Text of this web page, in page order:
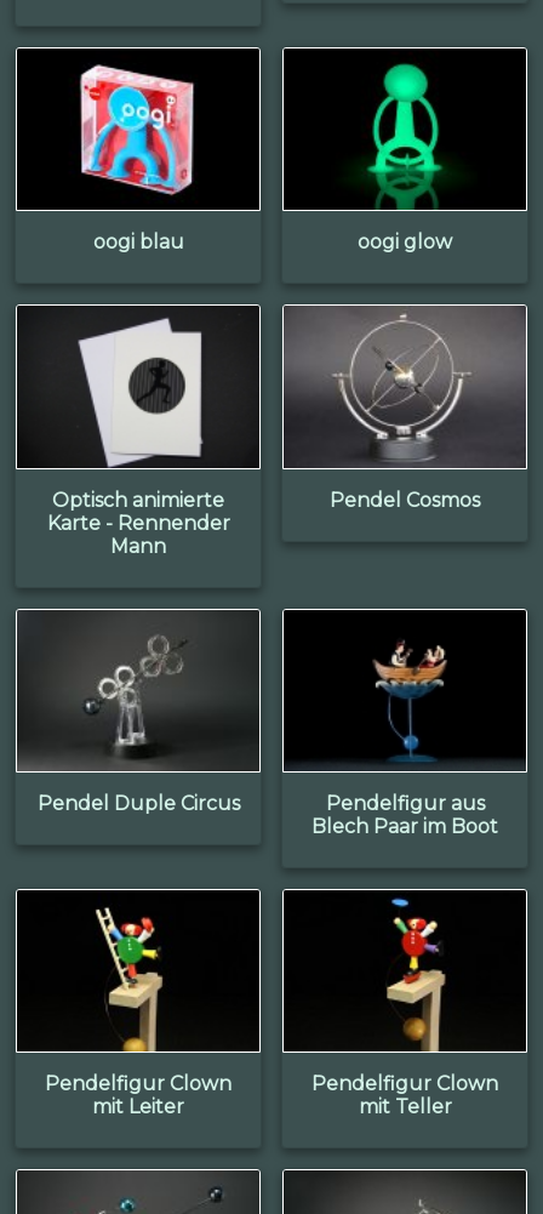
oogi blau oogi glow
Optisch animierte
Karte - Rennender
Mann
Pendel Cosmos
Pendel Duple Circus
Pendelfigur aus
Blech Paar im Boot
Pendelfigur Clown
mit Leiter
Pendelfigur Clown
mit Teller